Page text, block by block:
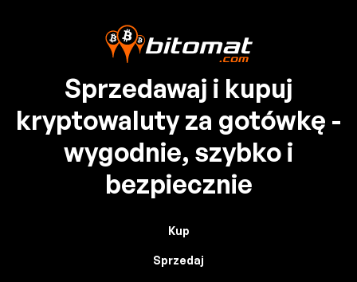
Sprzedawaj i kupuj
kryptowaluty za gotówkę -
wygodnie, szybko i
bezpiecznie
Kup
Sprzedaj